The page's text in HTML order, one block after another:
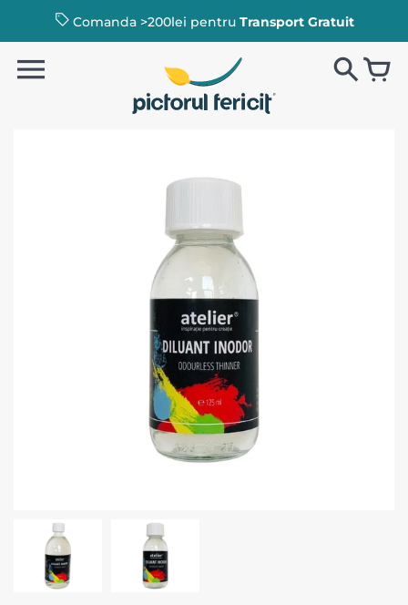
Comanda >200lei pentru Transport Gratuit